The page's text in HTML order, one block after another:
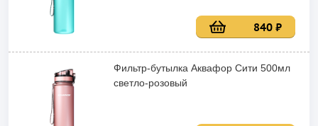
840 ₽
Фильтр-бутылка Аквафор Сити 500мл
светло-розовый